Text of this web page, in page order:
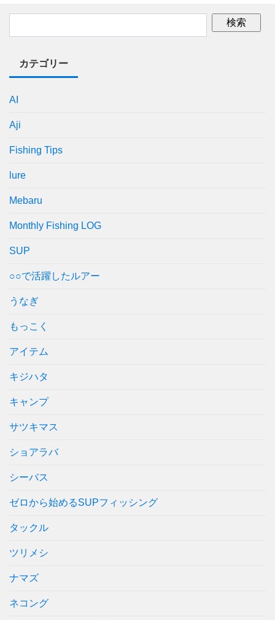
カテゴリー
AI
Aji
Fishing Tips
lure
Mebaru
Monthly Fishing LOG
SUP
○○で活躍したルアー
うなぎ
もっこく
アイテム
キジハタ
キャンプ
サツキマス
ショアラバ
シーバス
ゼロから始めるSUPフィッシング
タックル
ツリメシ
ナマズ
ネコング